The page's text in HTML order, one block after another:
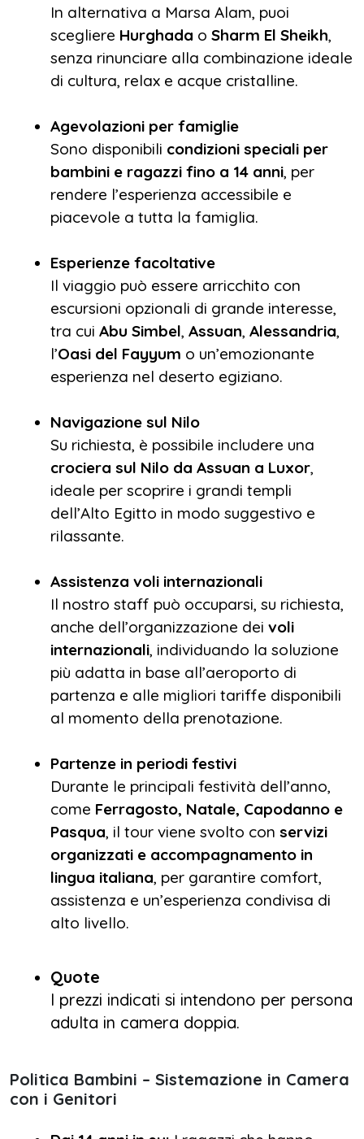
In alternativa a Marsa Alam, puoi
scegliere Hurghada o Sharm El Sheikh,
senza rinunciare alla combinazione ideale
di cultura, relax e acque cristalline.
Agevolazioni per famiglie
Sono disponibili condizioni speciali per
bambini e ragazzi fino a 14 anni, per
rendere l’esperienza accessibile e
piacevole a tutta la famiglia.
Esperienze facoltative
Il viaggio può essere arricchito con
escursioni opzionali di grande interesse,
tra cui Abu Simbel, Assuan, Alessandria,
l’Oasi del Fayyum o un’emozionante
esperienza nel deserto egiziano.
Navigazione sul Nilo
Su richiesta, è possibile includere una
crociera sul Nilo da Assuan a Luxor,
ideale per scoprire i grandi templi
dell’Alto Egitto in modo suggestivo e
rilassante.
Assistenza voli internazionali
Il nostro staff può occuparsi, su richiesta,
anche dell’organizzazione dei voli
internazionali, individuando la soluzione
più adatta in base all’aeroporto di
partenza e alle migliori tariffe disponibili
al momento della prenotazione.
Partenze in periodi festivi
Durante le principali festività dell’anno,
come Ferragosto, Natale, Capodanno e
Pasqua, il tour viene svolto con servizi
organizzati e accompagnamento in
lingua italiana, per garantire comfort,
assistenza e un’esperienza condivisa di
alto livello.
Quote
I prezzi indicati si intendono per persona
adulta in camera doppia.
Politica Bambini – Sistemazione in Camera
con i Genitori